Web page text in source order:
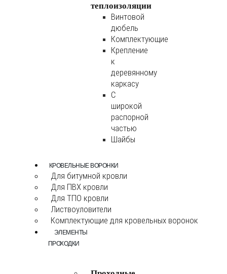
теплоизоляции
Винтовой
дюбель
Комплектующие
Крепление
к
деревянному
каркасу
С
широкой
распорной
частью
Шайбы
КРОВЕЛЬНЫЕ ВОРОНКИ
Для битумной кровли
Для ПВХ кровли
Для ТПО кровли
Листвоуловители
Комплектующие для кровельных воронок
ЭЛЕМЕНТЫ
ПРОХОДКИ